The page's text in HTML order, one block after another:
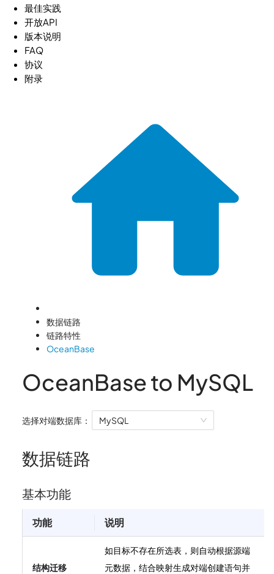
最佳实践
开放API
版本说明
FAQ
协议
附录
数据链路
链路特性
OceanBase
OceanBase to MySQL
选择对端数据库： MySQL
数据链路
基本功能
功能 说明
结构迁移
如目标不存在所选表，则自动根据源端
元数据，结合映射生成对端创建语句并